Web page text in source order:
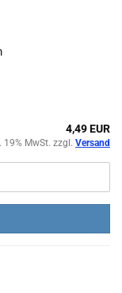
4,49 EUR
19% MwSt. zzgl. Versand